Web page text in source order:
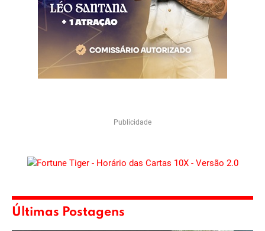
Publicidade
Últimas Postagens